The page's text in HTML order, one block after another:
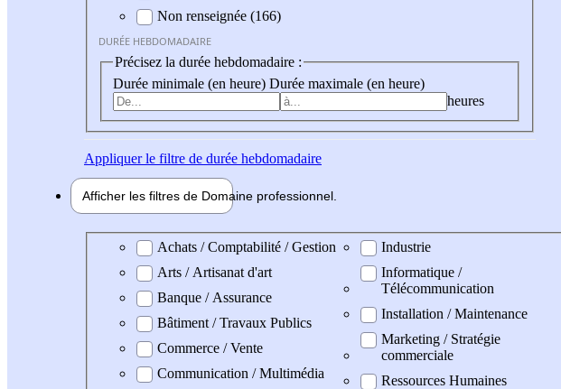
Non renseignée (166)
DURÉE HEBDOMADAIRE
Précisez la durée hebdomadaire :
Durée minimale (en heure) Durée maximale (en heure)
heures
Appliquerle filtre de durée hebdomadaire
Afficher les filtres de Domaine professionnel
Domaine professionel
Achats / Comptabilité / Gestion
Arts / Artisanat d'art
Banque / Assurance
Bâtiment / Travaux Publics
Commerce / Vente
Communication / Multimédia
Industrie
Informatique /
Télécommunication
Installation / Maintenance
Marketing / Stratégie
commerciale
Ressources Humaines